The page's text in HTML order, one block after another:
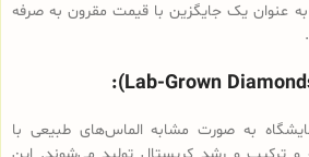
به عنوان یک جایگزین با قیمت مقرون به صرفه
به صورت مشابه الماس‌های طبیعی با